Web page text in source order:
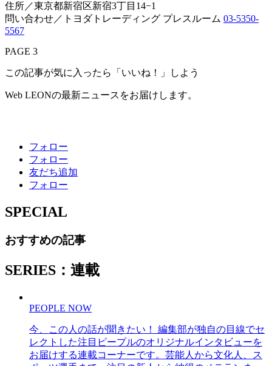
住所／東京都新宿区新宿3丁目14−1
問い合わせ／トヨダトレーディング プレスルーム 03-5350-
5567
PAGE 3
この記事が気に入ったら「いいね！」しよう
Web LEONの最新ニュースをお届けします。
フォロー
フォロー
友だち追加
フォロー
SPECIAL
おすすめの記事
SERIES：連載
PEOPLE NOW
今、この人の話が聞きたい！ 編集部が独自の目線でセ
レクトした注目ピープルのオリジナルインタビューを
お届けする連載コーナーです。芸能人から文化人、ス